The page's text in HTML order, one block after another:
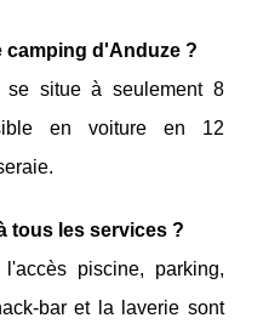
camping d'Anduze ?
se situe à seulement 8
en voiture en 12
tous les services ?
piscine, parking,
bar et la laverie sont